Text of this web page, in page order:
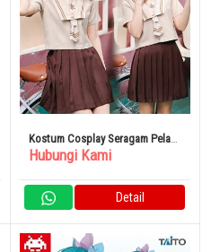
Kostum Cosplay Seragam Pelaut
Wanita Marie Moon Malymoon
Pendek
Hubungi Kami
Detail